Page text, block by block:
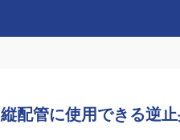
縦配管に使用できる逆